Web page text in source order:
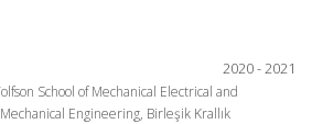
2020 - 2021
School of Mechanical Electrical and
Engineering, Birleşik Krallık